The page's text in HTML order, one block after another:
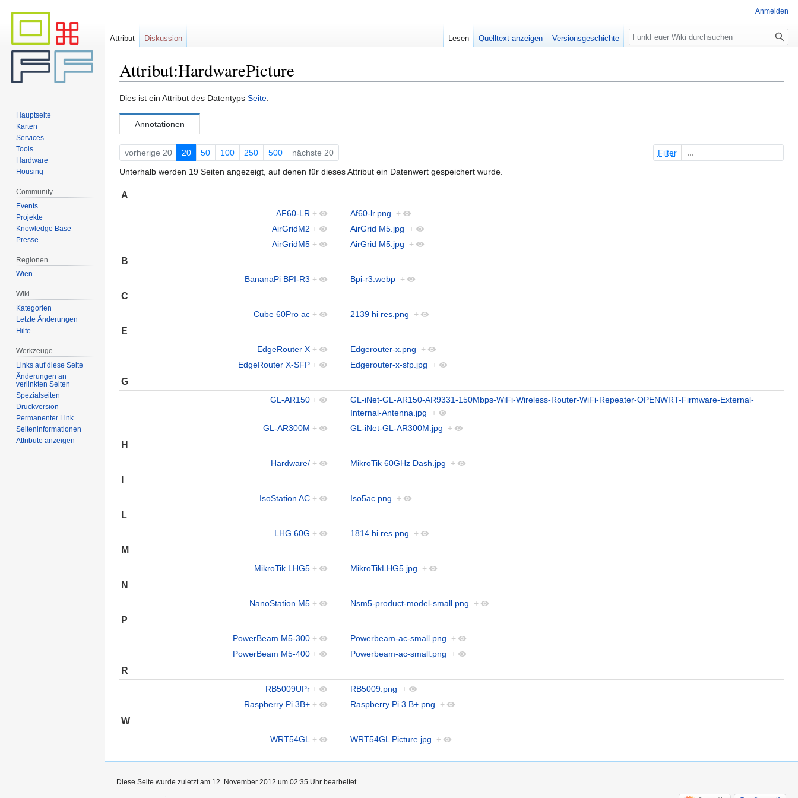
Attribut:HardwarePicture
Zur
springen
Zur
springen
Dies ist ein Attribut des Datentyps Seite.
Annotationen
vorherige 20 20 50 100 250 500 nächste 20 Filter
Unterhalb werden 19 Seiten angezeigt, auf denen für dieses Attribut ein Datenwert gespeichert wurde.
A
AF60-LR + Af60-lr.png
+
AirGridM2 + AirGrid M5.jpg
+
AirGridM5 + AirGrid M5.jpg +
B
BananaPi BPI-R3 + Bpi-r3.webp +
C
Cube 60Pro ac + 2139 hi res.png +
E
EdgeRouter X + Edgerouter-x.png
+
EdgeRouter X-SFP + Edgerouter-x-sfp.jpg +
G
GL-AR150 +
GL-iNet-GL-AR150-AR9331-150Mbps-WiFi-Wireless-Router-WiFi-Repeater-OPENWRT-Firmware-External-
Internal-Antenna.jpg
+
GL-AR300M + GL-iNet-GL-AR300M.jpg +
H
Hardware/ + MikroTik 60GHz Dash.jpg +
I
IsoStation AC + Iso5ac.png +
L
LHG 60G + 1814 hi res.png +
M
MikroTik LHG5 + MikroTikLHG5.jpg +
N
NanoStation M5 + Nsm5-product-model-small.png +
P
PowerBeam M5-300 + Powerbeam-ac-small.png
+
PowerBeam M5-400 + Powerbeam-ac-small.png +
R
RB5009UPr + RB5009.png
+
Raspberry Pi 3B+ + Raspberry Pi 3 B+.png +
W
WRT54GL + WRT54GL Picture.jpg +
Anmelden
Attribut Diskussion Lesen Quelltext anzeigen Versionsgeschichte
Suche
Hauptseite
Karten
Services
Tools
Hardware
Housing
Community
Events
Projekte
Knowledge Base
Presse
Regionen
Wien
Wiki
Kategorien
Letzte Änderungen
Hilfe
Werkzeuge
Links auf diese Seite
Änderungen an
verlinkten Seiten
Spezialseiten
Druckversion
Permanenter Link
Seiten­informationen
Attribute anzeigen
Diese Seite wurde zuletzt am 12. November 2012 um 02:35 Uhr bearbeitet.